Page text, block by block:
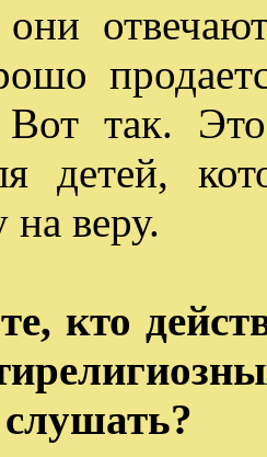
так.
детей,
на веру.
кто